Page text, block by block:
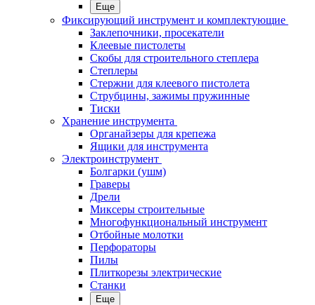
Еще
Фиксирующий инструмент и комплектующие
Заклепочники, просекатели
Клеевые пистолеты
Скобы для строительного степлера
Степлеры
Стержни для клеевого пистолета
Струбцины, зажимы пружинные
Тиски
Хранение инструмента
Органайзеры для крепежа
Ящики для инструмента
Электроинструмент
Болгарки (ушм)
Граверы
Дрели
Миксеры строительные
Многофункциональный инструмент
Отбойные молотки
Перфораторы
Пилы
Плиткорезы электрические
Станки
Еще